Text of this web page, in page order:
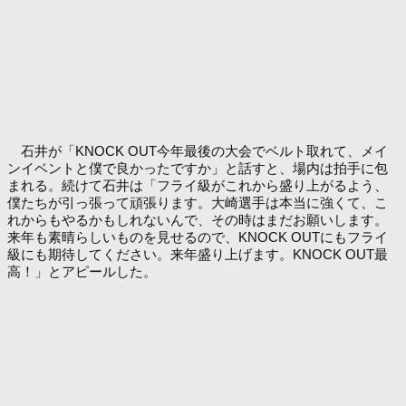
石井が「KNOCK OUT今年最後の大会でベルト取れて、メイ
ンイベントと僕で良かったですか」と話すと、場内は拍手に包
まれる。続けて石井は「フライ級がこれから盛り上がるよう、
僕たちが引っ張って頑張ります。大崎選手は本当に強くて、こ
れからもやるかもしれないんで、その時はまだお願いします。
来年も素晴らしいものを見せるので、KNOCK OUTにもフライ
級にも期待してください。来年盛り上げます。KNOCK OUT最
高！」とアピールした。